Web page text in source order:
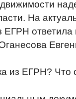
На
ответила
из ЕГРН? Что